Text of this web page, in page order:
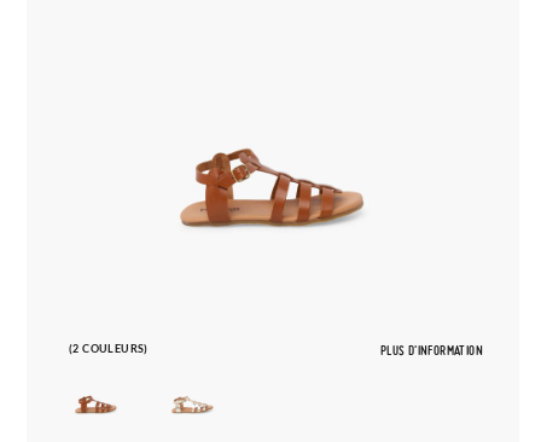
(2 COULEURS) PLUS D'INFORMATION